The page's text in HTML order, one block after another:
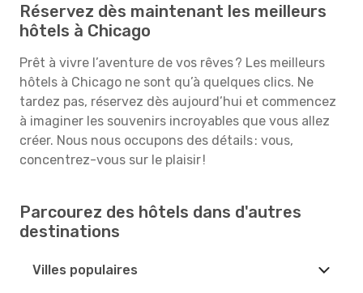
Réservez dès maintenant les meilleurs
hôtels à Chicago
Prêt à vivre l’aventure de vos rêves ? Les meilleurs
hôtels à Chicago ne sont qu’à quelques clics. Ne
tardez pas, réservez dès aujourd’hui et commencez
à imaginer les souvenirs incroyables que vous allez
créer. Nous nous occupons des détails : vous,
concentrez-vous sur le plaisir !
Parcourez des hôtels dans d'autres
destinations
Villes populaires